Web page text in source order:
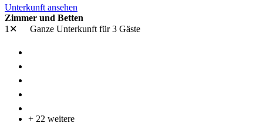
Unterkunft ansehen
Zimmer und Betten
1✕
Ganze Unterkunft für 3 Gäste
+ 22 weitere